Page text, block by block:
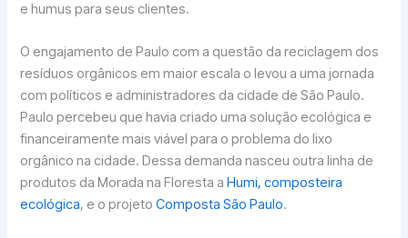
e humus para seus clientes.
O engajamento de Paulo com a questão da reciclagem dos
resíduos orgânicos em maior escala o levou a uma jornada
com políticos e administradores da cidade de São Paulo.
Paulo percebeu que havia criado uma solução ecológica e
financeiramente mais viável para o problema do lixo
orgânico na cidade. Dessa demanda nasceu outra linha de
produtos da Morada na Floresta a Humi, composteira
ecológica, e o projetoComposta São Paulo.